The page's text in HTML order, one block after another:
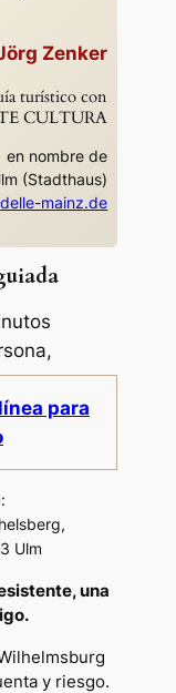
Zenker
turístico con
CULTURA
en nombre de
(Stadthaus)
mainz.de
para
:
Ulm
una
y riesgo.